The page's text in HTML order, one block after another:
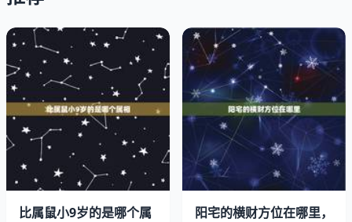
3、年12月2日出生属相是:属羊生日12，2号，哪生日？
比属鼠小9岁的是哪个属
阳宅的横财方位在哪里，